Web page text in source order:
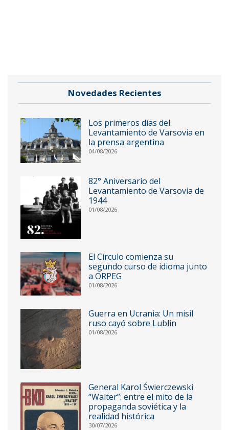
Novedades Recientes
Los primeros días del
Levantamiento de Varsovia en
la prensa argentina
04/08/2026
82° Aniversario del
Levantamiento de Varsovia de
1944
01/08/2026
El Círculo comienza su
segundo curso de idioma junto
a ORPEG
01/08/2026
Guerra en Ucrania: Un misil
ruso cayó sobre Lublin
01/08/2026
General Karol Świerczewski
“Walter”: entre el mito de la
propaganda soviética y la
realidad histórica
30/07/2026